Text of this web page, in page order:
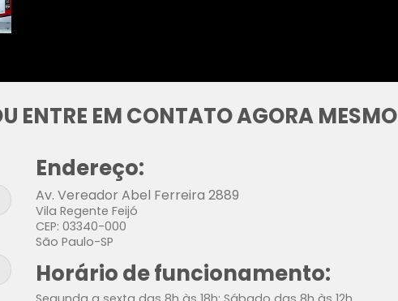
ENTRE EM CONTATO AGORA MESMO
Endereço:
Av. Vereador Abel Ferreira 2889
Vila Regente Feijó
CEP: 03340-000
São Paulo-SP
Horário de funcionamento: